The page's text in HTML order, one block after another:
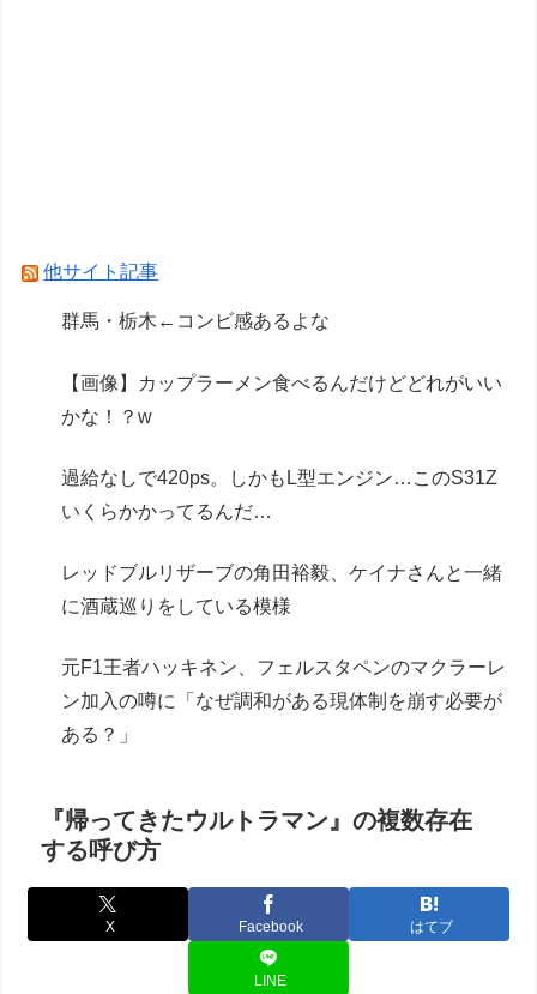
ん、ご尊顔が公開されるｗｗｗｗ
【動画】ショートスリーパーで有名な人、視聴者
Powered by livedoor 相互RSS
他サイト記事
群馬・栃木←コンビ感あるよな
【画像】カップラーメン食べるんだけどどれがいい
かな！？w
過給なしで420ps。しかもL型エンジン…このS31Z
いくらかかってるんだ…
レッドブルリザーブの角田裕毅、ケイナさんと一緒
に酒蔵巡りをしている模様
元F1王者ハッキネン、フェルスタペンのマクラーレ
ン加入の噂に「なぜ調和がある現体制を崩す必要が
ある？」
『帰ってきたウルトラマン』の複数存在
する呼び方
X Facebook はてブ
LINE